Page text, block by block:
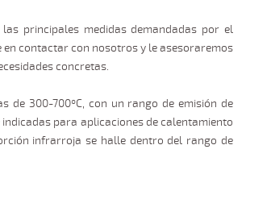
principales medidas demandadas por el
contactar con nosotros y le asesoraremos
concretas.
de 300-700ºC, con un rango de emisión de
para aplicaciones de calentamiento
infrarroja se halle dentro del rango de